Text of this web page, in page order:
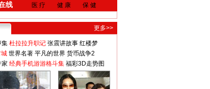
线 医 疗 健 康 保 健
更多>>
集 杜拉拉升职记 张震讲故事 红楼梦
城 世界名著 平凡的世界 货币战争2
家 经典手机游游格斗集 福彩3D走势图